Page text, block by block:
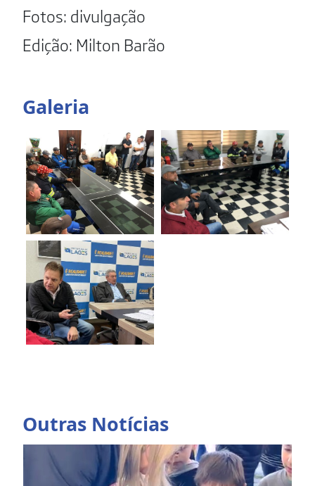
Fotos: divulgação
Edição: Milton Barão
Galeria
Outras Notícias